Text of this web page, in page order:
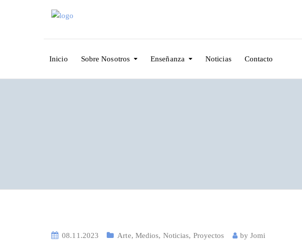
Inicio Sobre Nosotros Enseñanza Noticias Contacto
08.11.2023 Arte, Medios, Noticias, Proyectos by Jomi